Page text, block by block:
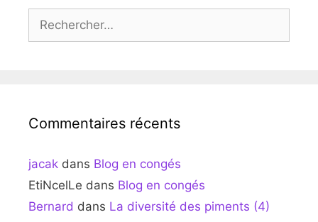
Rechercher :
Commentaires récents
jacak dans Blog en congés
EtiNcelLe dans Blog en congés
Bernard dans La diversité des piments (4)